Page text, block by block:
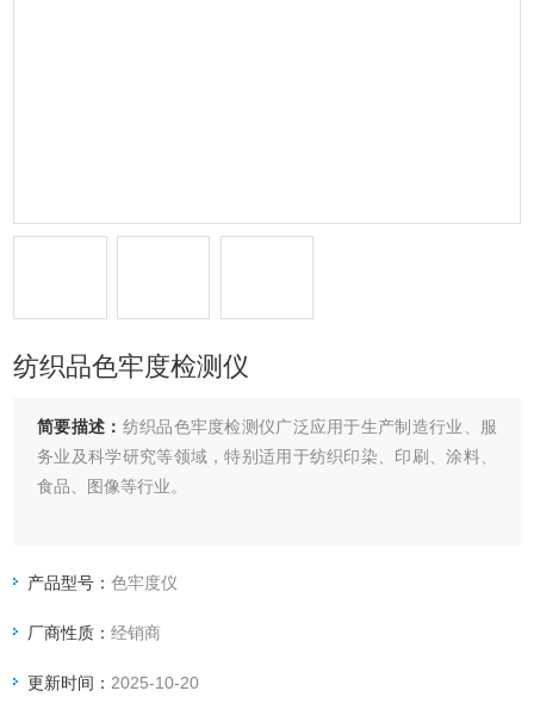
纺织品色牢度检测仪
简要描述： 纺织品色牢度检测仪广泛应用于生产制造行业、服
务业及科学研究等领域，特别适用于纺织印染、印刷、涂料、
食品、图像等行业。
产品型号：色牢度仪
厂商性质：经销商
更新时间： 2025-10-20